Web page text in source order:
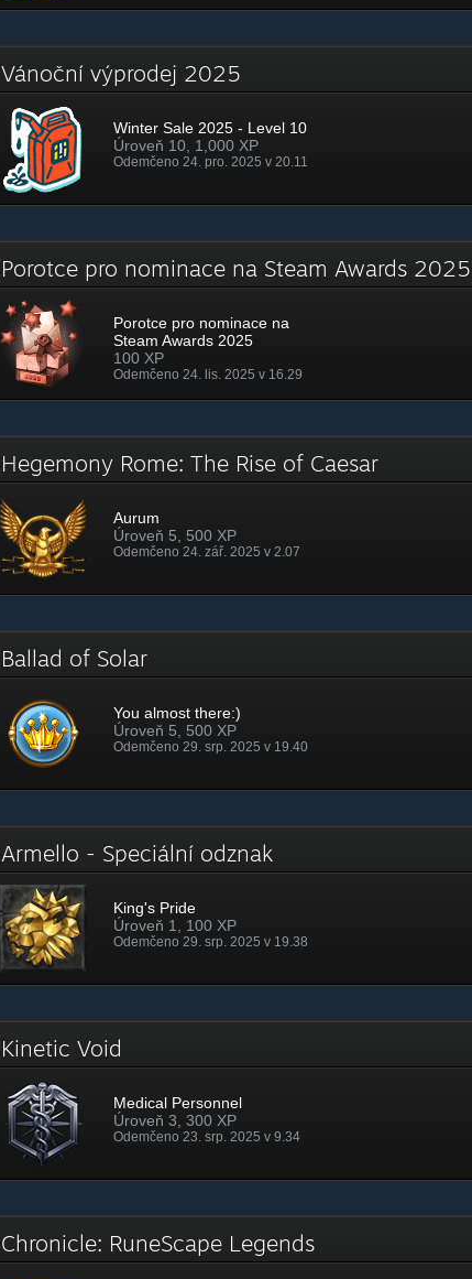
Vánoční výprodej 2025
Winter Sale 2025 - Level 10
Úroveň 10, 1,000 XP
Odemčeno 24. pro. 2025 v 20.11
Porotce pro nominace na Steam Awards 2025
Porotce pro nominace na
Steam Awards 2025
100 XP
Odemčeno 24. lis. 2025 v 16.29
Hegemony Rome: The Rise of Caesar
Aurum
Úroveň 5, 500 XP
Odemčeno 24. zář. 2025 v 2.07
Ballad of Solar
You almost there:)
Úroveň 5, 500 XP
Odemčeno 29. srp. 2025 v 19.40
Armello - Speciální odznak
King's Pride
Úroveň 1, 100 XP
Odemčeno 29. srp. 2025 v 19.38
Kinetic Void
Medical Personnel
Úroveň 3, 300 XP
Odemčeno 23. srp. 2025 v 9.34
Chronicle: RuneScape Legends